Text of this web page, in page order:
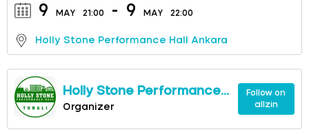
9 MAY 21:00 - 9 MAY 22:00
Holly Stone Performance Hall Ankara
Holly Stone Performance
Hall Ankara
Organizer
Follow on
allzin